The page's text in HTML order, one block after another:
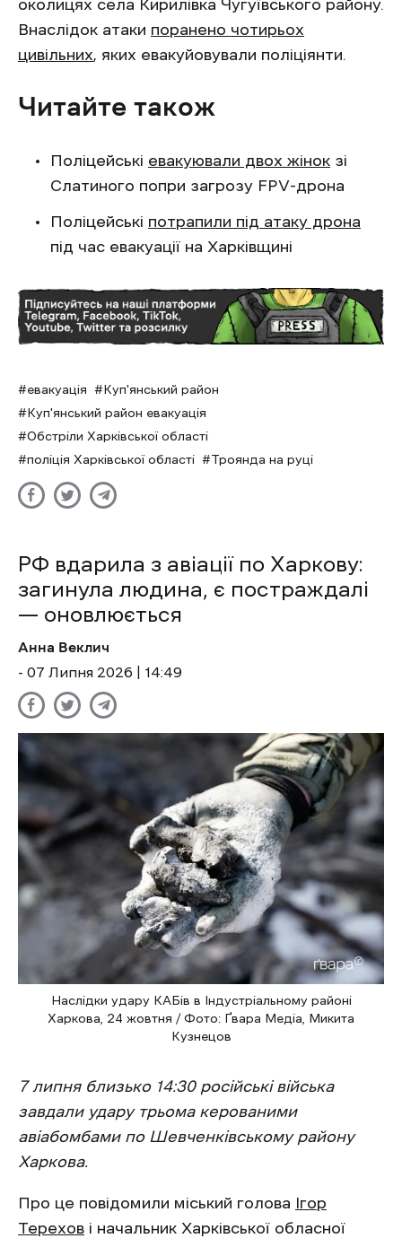
околицях села Кирилівка Чугуївського району.
Внаслідок атаки поранено чотирьох
цивільних, яких евакуйовували поліціянти.
Читайте також
Поліцейські евакуювали двох жінок зі
Слатиного попри загрозу FPV-дрона
Поліцейські потрапили під атаку дрона
під час евакуації на Харківщині
евакуація
Куп'янський район
Куп'янський район евакуація
Обстріли Харківської області
поліція Харківської області
Троянда на руці
РФ вдарила з авіації по Харкову:
загинула людина, є постраждалі
— оновлюється
Анна Веклич
- 07 Липня 2026 | 14:49
Наслідки удару КАБів в Індустріальному районі
Харкова, 24 жовтня / Фото: Ґвара Медіа, Микита
Кузнецов
7 липня близько 14:30 російські війська
завдали удару трьома керованими
авіабомбами по Шевченківському району
Харкова.
Про це повідомили міський голова Ігор
Терехов і начальник Харківської обласної